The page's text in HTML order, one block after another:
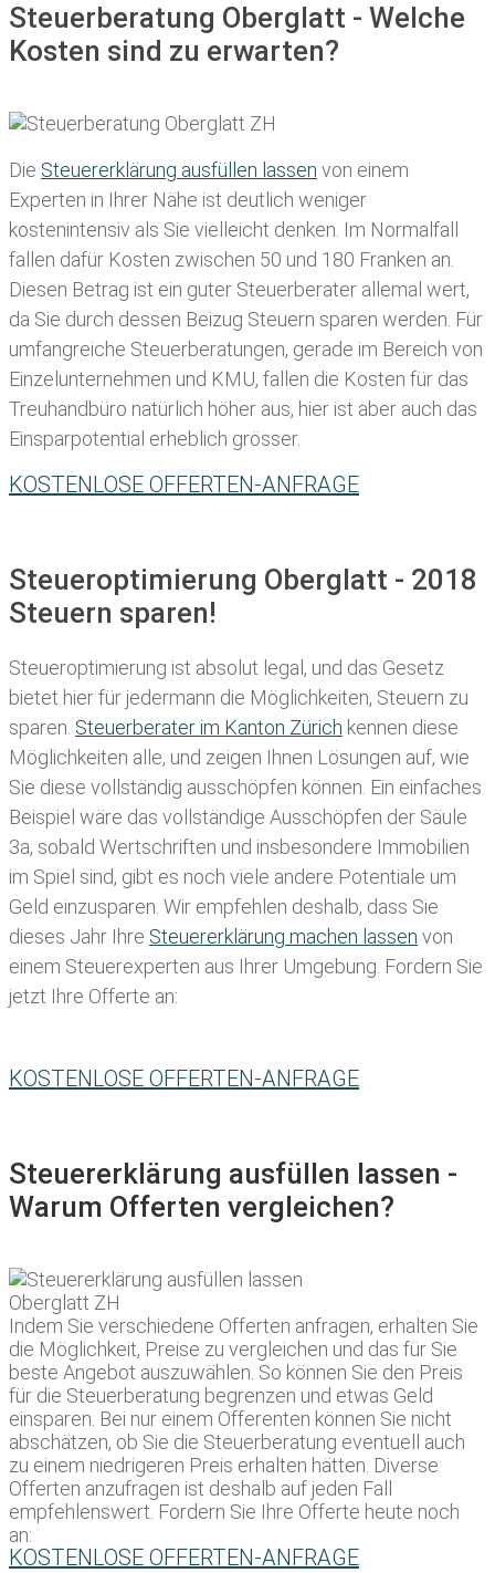
Steuerberatung Oberglatt - Welche
Kosten sind zu erwarten?
Die Steuererklärung ausfüllen lassen von einem
Experten in Ihrer Nähe ist deutlich weniger
kostenintensiv als Sie vielleicht denken. Im Normalfall
fallen dafür Kosten zwischen 50 und 180 Franken an.
Diesen Betrag ist ein guter Steuerberater allemal wert,
da Sie durch dessen Beizug Steuern sparen werden. Für
umfangreiche Steuerberatungen, gerade im Bereich von
Einzelunternehmen und KMU, fallen die Kosten für das
Treuhandbüro natürlich höher aus, hier ist aber auch das
Einsparpotential erheblich grösser.
KOSTENLOSE OFFERTEN-ANFRAGE
Steueroptimierung Oberglatt - 2018
Steuern sparen!
Steueroptimierung ist absolut legal, und das Gesetz
bietet hier für jedermann die Möglichkeiten, Steuern zu
sparen. Steuerberater im K anton Zürich kennen diese
Möglichkeiten alle, und zeigen Ihnen Lösungen auf, wie
Sie diese vollständig ausschöpfen können. Ein einfaches
Beispiel wäre das vollständige Ausschöpfen der Säule
3a, sobald Wertschriften und insbesondere Immobilien
im Spiel sind, gibt es noch viele andere Potentiale um
Geld einzusparen. Wir empfehlen deshalb, dass Sie
dieses Jahr Ihre Steuererklärung machen lassen von
einem Steuerexperten aus Ihrer Umgebung. Fordern Sie
jetzt Ihre Offerte an:
KOSTENLOSE OFFERTEN-ANFRAGE
Steuererklärung ausfüllen lassen -
Warum Offerten vergleichen?
Indem Sie verschiedene Offerten anfragen, erhalten Sie
die Möglichkeit, Preise zu vergleichen und das für Sie
beste Angebot auszuwählen. So können Sie den Preis
für die Steuerberatung begrenzen und etwas Geld
einsparen. Bei nur einem Offerenten können Sie nicht
abschätzen, ob Sie die Steuerberatung eventuell auch
zu einem niedrigeren Preis erhalten hätten. Diverse
Offerten anzufragen ist deshalb auf jeden Fall
empfehlenswert. Fordern Sie Ihre Offerte heute noch
an:
KOSTENLOSE OFFERTEN-ANFRAGE